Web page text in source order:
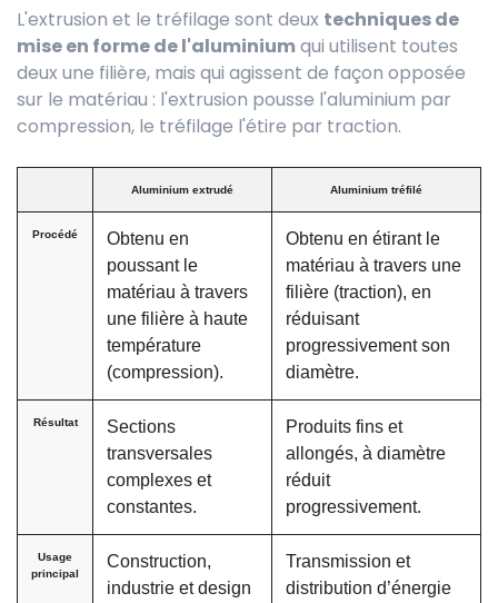
L'extrusion et le tréfilage sont deux techniques de
mise en forme de l'aluminiumqui utilisent toutes
deux une filière, mais qui agissent de façon opposée
sur le matériau : l'extrusion pousse l'aluminium par
compression, le tréfilage l'étire par traction.
Aluminium extrudé Aluminium tréfilé
Procédé
Obtenu en
poussant le
matériau à travers
une filière à haute
température
(compression).
Obtenu en étirant le
matériau à travers une
filière (traction), en
réduisant
progressivement son
diamètre.
Résultat
Sections
transversales
complexes et
constantes.
Produits fins et
allongés, à diamètre
réduit
progressivement.
Usage
principal
Construction,
industrie et design
Transmission et
distribution d’énergie